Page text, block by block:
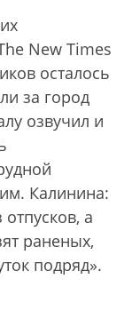
New Times
осталось
за город
озвучил и
Калинина:
а
раненых,
подряд».